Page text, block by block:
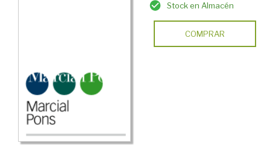
Stock en Almacén
COMPRAR